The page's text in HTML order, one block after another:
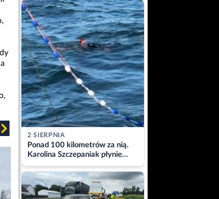
2 SIERPNIA
Ponad 100 kilometrów za nią.
Karolina Szczepaniak płynie
przez Bałtyk dla Piotra.
Aktualizacja